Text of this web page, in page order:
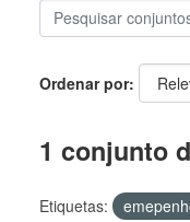
Ordenar por
1 conjunto
Etiquetas: